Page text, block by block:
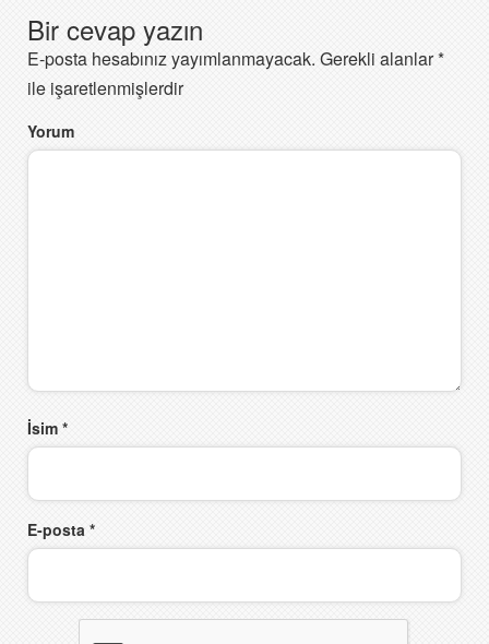
Bir cevap yazın
E-posta hesabınız yayımlanmayacak. Gerekli alanlar*
ile işaretlenmişlerdir
Yorum
İsim *
E-posta *